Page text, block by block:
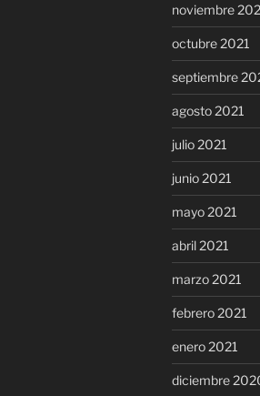
noviembre
octubre 2021
septiembre
agosto 2021
julio 2021
junio 2021
mayo 2021
abril 2021
marzo 2021
febrero 2021
enero 2021
diciembre